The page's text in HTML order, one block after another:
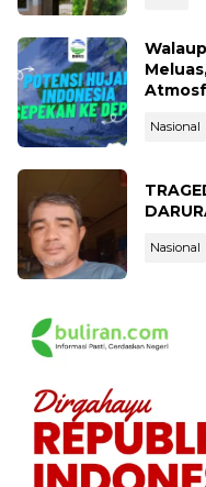
Nasional
Nasional